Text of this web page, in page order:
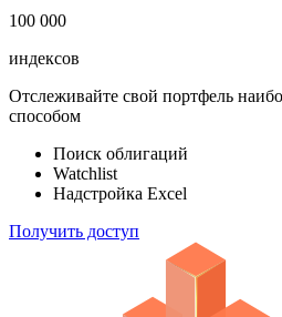
100 000
индексов
Отслеживайте свой портфель
способом
Поиск облигаций
Watchlist
Надстройка Excel
Получить доступ